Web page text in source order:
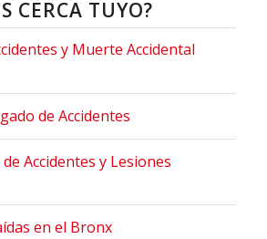
CERCA TUYO?
y Muerte Accidental
de Accidentes
Accidentes y Lesiones
en el Bronx